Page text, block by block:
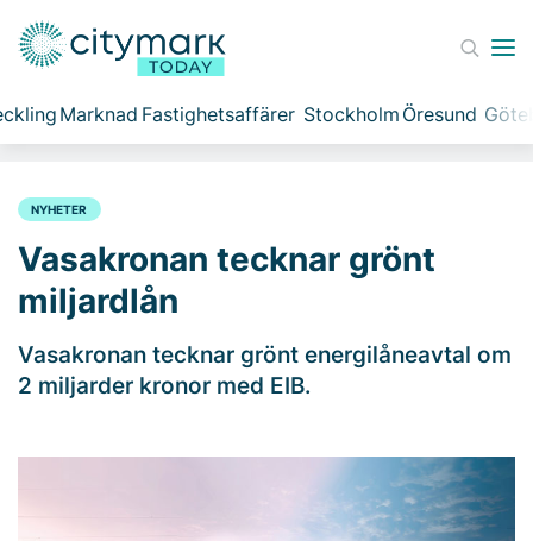
Marknad Fastighetsaffärer Stockholm Öresund
NYHETER
Vasakronan tecknar grönt
miljardlån
Vasakronan tecknar grönt energilåneavtal om
2 miljarder kronor med EIB.